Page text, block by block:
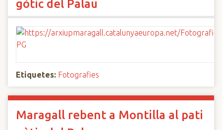
gòtic del Palau
Etiquetes: Fotografies
Maragall rebent a Montilla al pati